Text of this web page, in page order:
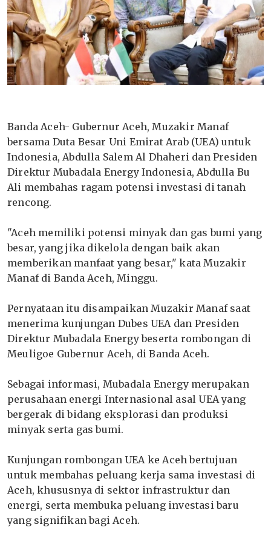
Banda Aceh- Gubernur Aceh, Muzakir Manaf
bersama Duta Besar Uni Emirat Arab (UEA) untuk
Indonesia, Abdulla Salem Al Dhaheri dan Presiden
Direktur Mubadala Energy Indonesia, Abdulla Bu
Ali membahas ragam potensi investasi di tanah
rencong.
"Aceh memiliki potensi minyak dan gas bumi yang
besar, yang jika dikelola dengan baik akan
memberikan manfaat yang besar," kata Muzakir
Manaf di Banda Aceh, Minggu.
Pernyataan itu disampaikan Muzakir Manaf saat
menerima kunjungan Dubes UEA dan Presiden
Direktur Mubadala Energy beserta rombongan di
Meuligoe Gubernur Aceh, di Banda Aceh.
Sebagai informasi, Mubadala Energy merupakan
perusahaan energi Internasional asal UEA yang
bergerak di bidang eksplorasi dan produksi
minyak serta gas bumi.
Kunjungan rombongan UEA ke Aceh bertujuan
untuk membahas peluang kerja sama investasi di
Aceh, khususnya di sektor infrastruktur dan
energi, serta membuka peluang investasi baru
yang signifikan bagi Aceh.